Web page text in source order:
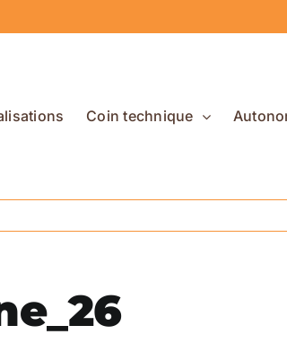
Coin technique